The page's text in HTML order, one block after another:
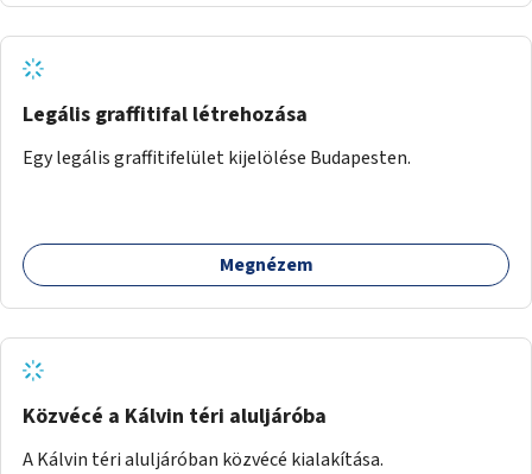
Legális graffitifal létrehozása
Egy legális graffitifelület kijelölése Budapesten.
Megnézem
Közvécé a Kálvin téri aluljáróba
A Kálvin téri aluljáróban közvécé kialakítása.